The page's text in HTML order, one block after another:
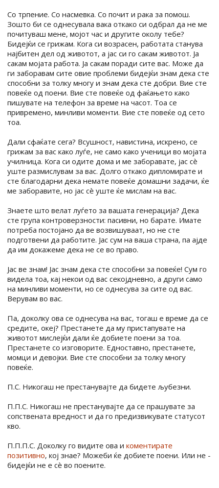
Со трпение. Со насмевка. Со почит и рака за помош.
Зошто би се однесувала вака откако си одбрал да не ме
почитуваш мене, мојот час и другите околу тебе?
Бидејќи се грижам. Кога си возрасен, работата станува
најбитен дел од животот, а јас си го сакам животот. Ја
сакам мојата работа. Ја сакам поради сите вас. Може да
ги заборавам сите овие проблеми бидејќи знам дека сте
способни за толку многу и знам дека сте добри. Вие сте
повеќе од поени. Вие сте повеќе од фаќањето како
пишувате на телефон за време на часот. Тоа се
привремено, минливи моменти. Вие сте повеќе од сето
тоа.
Дали сфаќате сега? Всушност, навистина, искрено, се
грижам за вас како луѓе, не само како ученици во мојата
училница. Кога си одите дома и ме заборавате, јас сè
уште размислувам за вас. Долго откако дипломирате и
сте благодарни дека немате повеќе домашни задачи, ќе
ме заборавите, но јас сè уште ќе мислам на вас.
Знаете што велат луѓето за вашата генерација? Дека
сте група контроверзности: пасивни, но барате. Имате
потреба постојано да ве возвишуваат, но не сте
подготвени да работите. Јас сум на ваша страна, па ајде
да им докажеме дека не се во право.
Јас ве знам! Јас знам дека сте способни за повеќе! Сум го
видела тоа, кај некои од вас секојдневно, а други само
на минливи моменти, но се однесува за сите од вас.
Верувам во вас.
Па, доколку ова се однесува на вас, тогаш е време да се
средите, океј? Престанете да му пристапувате на
животот мислејќи дали ќе добиете поени за тоа.
Престанете со изговорите. Едноставно, престанете,
момци и девојки. Вие сте способни за толку многу
повеќе.
П.С. Никогаш не престанувајте да бидете љубезни.
П.П.С. Никогаш не престанувајте да се прашувате за
сопствената вредност и да го предизвикувате статусот
кво.
П.П.П.С. Доколку го видите ова и коментирате
позитивно, кој знае? Можеби ќе добиете поени. Или не -
бидејќи не е сè во поените.